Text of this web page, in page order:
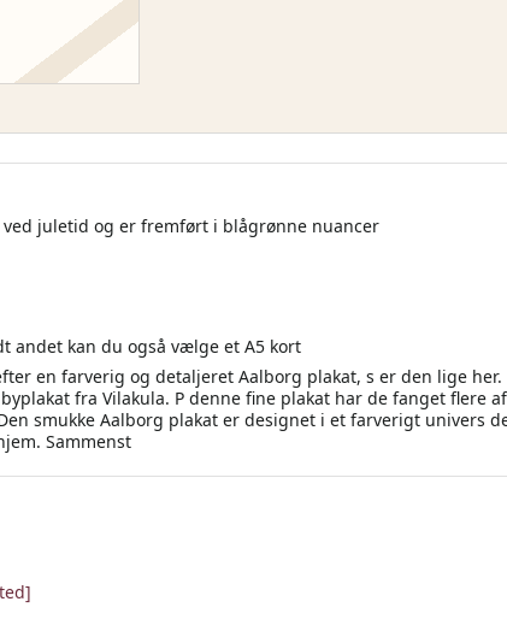
juletid og er fremført i blågrønne nuancer
andet kan du også vælge et A5 kort
en farverig og detaljeret Aalborg plakat, s er den lige her.
fra Vilakula. P denne fine plakat har de fanget flere
smukke Aalborg plakat er designet i et farverigt univers
Sammenst